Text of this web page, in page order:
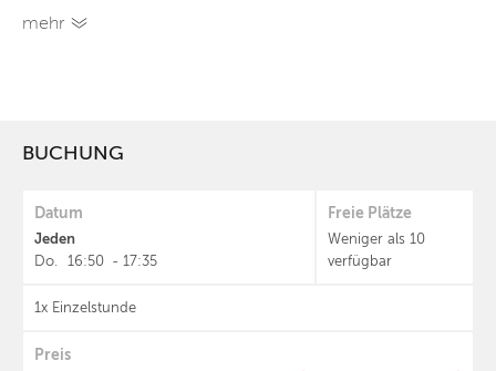
mehr
BUCHUNG
Datum
Jeden
Do. 16:50 - 17:35
1x Einzelstunde
Freie Plätze
Weniger als 10
verfügbar
Preis